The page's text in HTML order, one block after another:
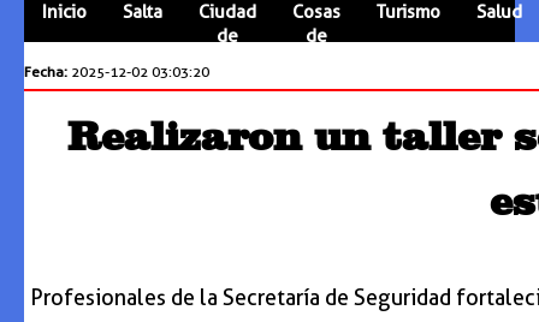
Inicio Salta
Ciudad
de
Cosas
de
Turismo Salud
Fecha: 2025-12-02 03:03:20
Realizaron un taller
Profesionales de la Secretaría de Seguridad